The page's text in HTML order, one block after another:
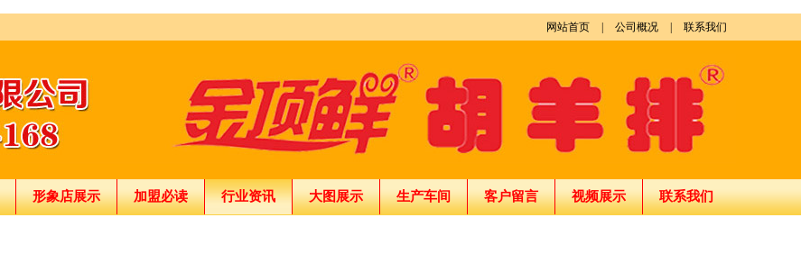
网站首页 公司概况 联系我们
形象店展示 加盟必读 行业资讯 大图展示 生产车间 客户留言 视频展示 联系我们